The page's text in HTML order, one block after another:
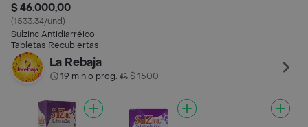
$ 46.000,00
(1533.34/und)
Sulzinc Antidiarréico
Tabletas Recubiertas
La Rebaja
19 min o prog.• $ 1500